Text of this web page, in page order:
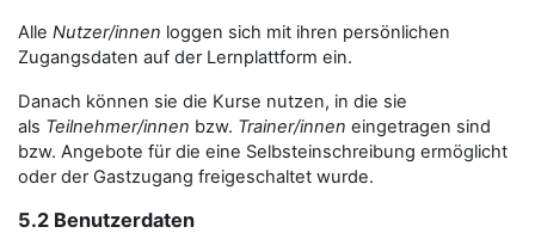
Alle Nutzer/innen loggen sich mit ihren persönlichen
Zugangsdaten auf der Lernplattform ein.
Danach können sie die Kurse nutzen, in die sie
als Teilnehmer/innen bzw. Trainer/innen eingetragen sind
bzw. Angebote für die eine Selbsteinschreibung ermöglicht
oder der Gastzugang freigeschaltet wurde.
5.2 Benutzerdaten